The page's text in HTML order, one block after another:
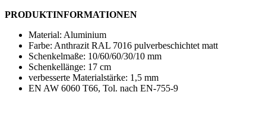
PRODUKTINFORMATIONEN
Material: Aluminium
Farbe: Anthrazit RAL 7016 pulverbeschichtet matt
Schenkelmaße: 10/60/60/30/10 mm
Schenkellänge: 17 cm
verbesserte Materialstärke: 1,5 mm
EN AW 6060 T66, Tol. nach EN-755-9